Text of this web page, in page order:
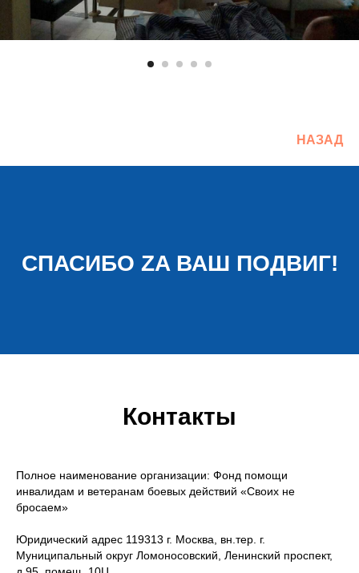
НАЗАД
СПАСИБО ZA ВАШ ПОДВИГ!
Контакты
Полное наименование организации: Фонд помощи
инвалидам и ветеранам боевых действий «Своих не
бросаем»
Юридический адрес 119313 г. Москва, вн.тер. г.
Муниципальный округ Ломоносовский, Ленинский проспект,